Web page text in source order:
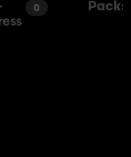
0 Packs